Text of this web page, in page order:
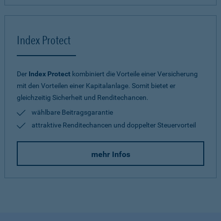
Index Protect
Der Index Protect kombiniert die Vorteile einer Versicherung
mit den Vorteilen einer Kapitalanlage. Somit bietet er
gleichzeitig Sicherheit und Renditechancen.
wählbare Beitragsgarantie
attraktive Renditechancen und doppelter Steuervorteil
mehr Infos